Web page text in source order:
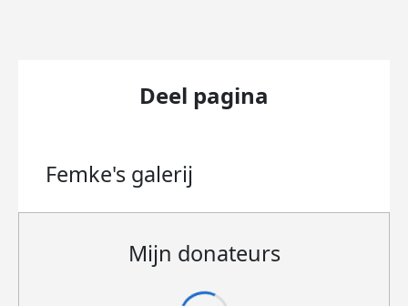
Deel pagina
Femke's galerij
Mijn donateurs